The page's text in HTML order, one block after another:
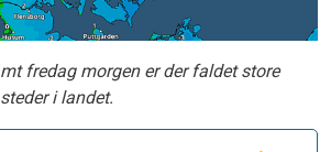
fredag morgen er der faldet store
i landet.